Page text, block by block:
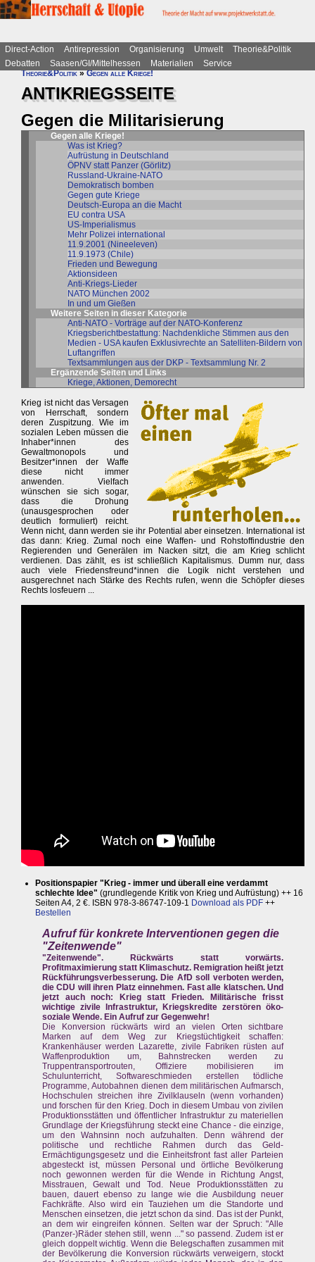
Direct-Action Antirepression Organisierung Umwelt
Theorie&Politik
Debatten
Saasen/GI/Mittelhessen Materialien
Service
Theorie&Politik»Gegen alle Kriege!
ANTIKRIEGSSEITE
Gegen die Militarisierung
Gegen alle Kriege!
Was ist Krieg?
Aufrüstung in Deutschland
ÖPNV statt Panzer (Görlitz)
Russland-Ukraine-NATO
Demokratisch bomben
Gegen gute Kriege
Deutsch-Europa an die Macht
EU contra USA
US-Imperialismus
Mehr Polizei international
11.9.2001 (Nineeleven)
11.9.1973 (Chile)
Frieden und Bewegung
Aktionsideen
Anti-Kriegs-Lieder
NATO München 2002
In und um Gießen
Weitere Seiten in dieser Kategorie
Anti-NATO - Vorträge auf der NATO-Konferenz
Kriegsberichtbestattung: Nachdenkliche Stimmen aus den
Medien - USA kaufen Exklusivrechte an Satelliten-Bildern von
Luftangriffen
Textsammlungen aus der DKP - Textsammlung Nr. 2
Ergänzende Seiten und Links
Kriege, Aktionen, Demorecht
Krieg ist nicht das Versagen
von Herrschaft, sondern
deren Zuspitzung. Wie im
sozialen Leben müssen die
Inhaber*innen des
Gewaltmonopols und
Besitzer*innen der Waffe
diese nicht immer
anwenden. Vielfach
wünschen sie sich sogar,
dass die Drohung
(unausgesprochen oder
deutlich formuliert) reicht.
Wenn nicht, dann werden sie ihr Potential aber einsetzen. International ist
das dann: Krieg. Zumal noch eine Waffen- und Rohstoffindustrie den
Regierenden und Generälen im Nacken sitzt, die am Krieg schlicht
verdienen. Das zählt, es ist schließlich Kapitalismus. Dumm nur, dass
auch viele Friedensfreund*innen die Logik nicht verstehen und
ausgerechnet nach Stärke des Rechts rufen, wenn die Schöpfer dieses
Rechts losfeuern ...
Positionspapier "Krieg - immer und überall eine verdammt
schlechte Idee" (grundlegende Kritik von Krieg und Aufrüstung) ++ 16
Seiten A4, 2 €. ISBN 978-3-86747-109-1 Download als PDF ++
Bestellen
Aufruf für konkrete Interventionen gegen die
"Zeitenwende"
"Zeitenwende". Rückwärts statt vorwärts.
Profitmaximierung statt Klimaschutz. Remigration heißt jetzt
Rückführungsverbesserung. Die AfD soll verboten werden,
die CDU will ihren Platz einnehmen. Fast alle klatschen. Und
jetzt auch noch: Krieg statt Frieden. Militärische frisst
wichtige zivile Infrastruktur, Kriegskredite zerstören öko-
soziale Wende. Ein Aufruf zur Gegenwehr!
Die Konversion rückwärts wird an vielen Orten sichtbare
Marken auf dem Weg zur Kriegstüchtigkeit schaffen:
Krankenhäuser werden Lazarette, zivile Fabriken rüsten auf
Waffenproduktion um, Bahnstrecken werden zu
Truppentransportrouten, Offiziere mobilisieren im
Schulunterricht, Softwareschmieden erstellen tödliche
Programme, Autobahnen dienen dem militärischen Aufmarsch,
Hochschulen streichen ihre Zivilklauseln (wenn vorhanden)
und forschen für den Krieg. Doch in diesem Umbau von zivilen
Produktionsstätten und öffentlicher Infrastruktur zu materiellen
Grundlage der Kriegsführung steckt eine Chance - die einzige,
um den Wahnsinn noch aufzuhalten. Denn während der
politische und rechtliche Rahmen durch das Geld-
Ermächtigungsgesetz und die Einheitsfront fast aller Parteien
abgesteckt ist, müssen Personal und örtliche Bevölkerung
noch gewonnen werden für die Wende in Richtung Angst,
Misstrauen, Gewalt und Tod. Neue Produktionsstätten zu
bauen, dauert ebenso zu lange wie die Ausbildung neuer
Fachkräfte. Also wird ein Tauziehen um die Standorte und
Menschen einsetzen, die jetzt schon da sind. Das ist der Punkt,
an dem wir eingreifen können. Selten war der Spruch: "Alle
(Panzer-)Räder stehen still, wenn ..." so passend. Zudem ist er
gleich doppelt wichtig. Wenn die Belegschaften zusammen mit
der Bevölkerung die Konversion rückwärts verweigern, stockt